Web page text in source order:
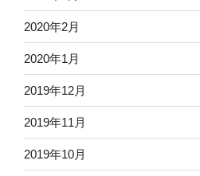
2020年2月
2020年1月
2019年12月
2019年11月
2019年10月